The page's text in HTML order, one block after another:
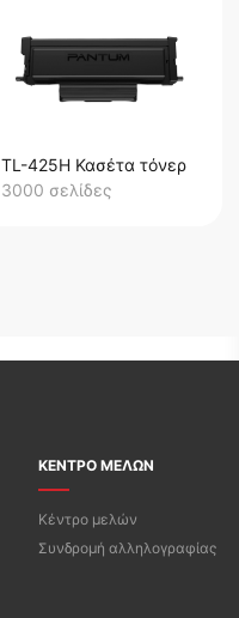
TL-425H Κασέτα τόνερ
3000 σελίδες
ΚΕΝΤΡΟ ΜΕΛΩΝ
Κέντρο μελών
Συνδρομή αλληλογραφίας